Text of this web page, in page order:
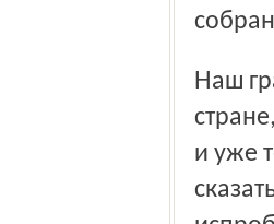
Наш градостроительный совет – один из старейших в
и уже